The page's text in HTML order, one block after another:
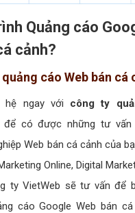
Quảng cáo
cảnh?
cáo Web bán cá
hệ ngay với công ty
để có được những tư
Web bán cá cảnh của
Online, Digital
ty VietWeb sẽ tư vấn để
cáo Google Web bán